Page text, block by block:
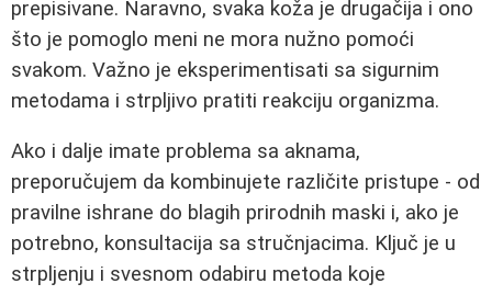
prepisivane. Naravno, svaka koža je drugačija i ono
što je pomoglo meni ne mora nužno pomoći
svakom. Važno je eksperimentisati sa sigurnim
metodama i strpljivo pratiti reakciju organizma.
Ako i dalje imate problema sa aknama,
preporučujem da kombinujete različite pristupe - od
pravilne ishrane do blagih prirodnih maski i, ako je
potrebno, konsultacija sa stručnjacima. Ključ je u
strpljenju i svesnom odabiru metoda koje